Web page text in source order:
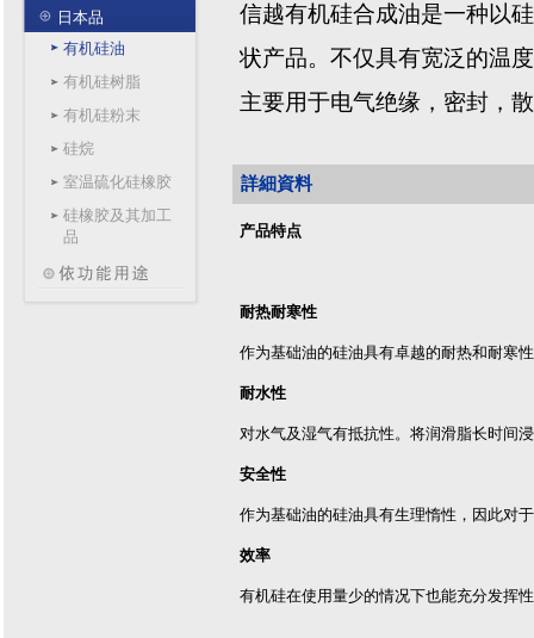
日本品
有机硅油
有机硅树脂
有机硅粉末
硅烷
室温硫化硅橡胶
硅橡胶及其加工
品
信越有机硅合成油是一种以
状产品。不仅具有宽泛的温
主要用于电气绝缘，密封，
詳細資料
产品特点
耐热耐寒性
作为基础油的硅油具有卓越的耐热和耐寒
耐水性
对水气及湿气有抵抗性。将润滑脂长时间
安全性
作为基础油的硅油具有生理惰性，因此对
效率
有机硅在使用量少的情况下也能充分发挥